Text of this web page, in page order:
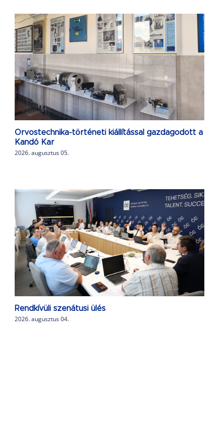
Orvostechnika-történeti kiállítással gazdagodott a
Kandó Kar
2026. augusztus 05.
Rendkívüli szenátusi ülés
2026. augusztus 04.